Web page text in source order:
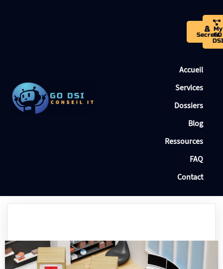
Secrets
My
GO
DSI
Accueil
Services
Dossiers
Blog
Ressources
FAQ
Contact